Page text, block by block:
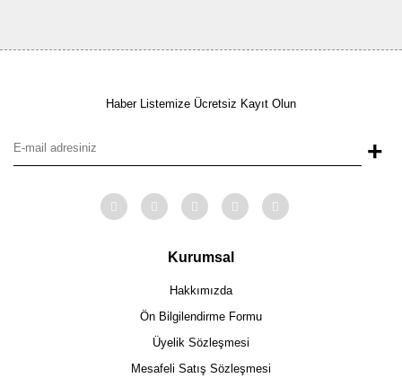
Haber Listemize Ücretsiz Kayıt Olun
+
Kurumsal
Hakkımızda
Ön Bilgilendirme Formu
Üyelik Sözleşmesi
Mesafeli Satış Sözleşmesi